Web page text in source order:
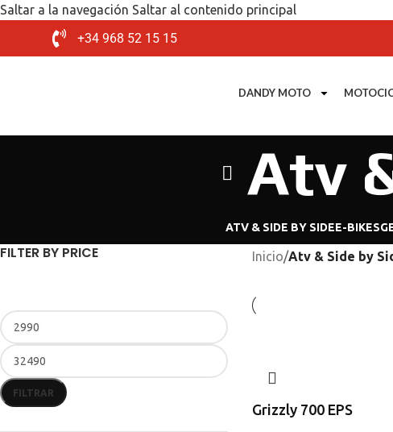
Saltar a la navegación Saltar al contenido principal
+34 968 52 15 15
DANDY MOTO
Atv
ATV & SIDE BY SIDEE-BIKES
FILTER BY PRICE
FILTRAR
Inicio/Atv & Side by
Grizzly 700 EPS